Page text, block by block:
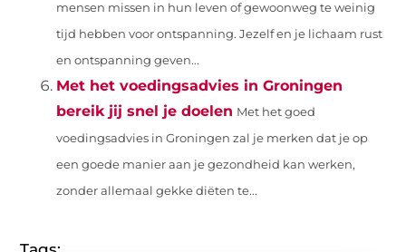
mensen missen in hun leven of gewoonweg te weinig
tijd hebben voor ontspanning. Jezelf en je lichaam rust
en ontspanning geven...
Met het voedingsadvies in Groningen
bereik jij snel je doelen Met het goed
voedingsadvies in Groningen zal je merken dat je op
een goede manier aan je gezondheid kan werken,
zonder allemaal gekke diëten te...